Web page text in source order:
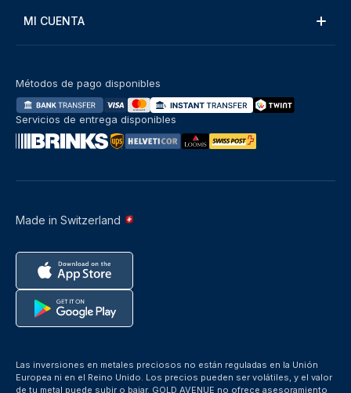
MI CUENTA
Made in Switzerland
Métodos de pago disponibles
Servicios de entrega disponibles
Las inversiones en metales preciosos no están reguladas en la Unión
Europea ni en el Reino Unido. Los precios pueden ser volátiles, y el valor
de tu metal puede subir o bajar. GOLD AVENUE no ofrece asesoramiento